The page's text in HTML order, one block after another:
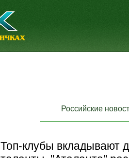
Российские
Топ-клубы вкладывают